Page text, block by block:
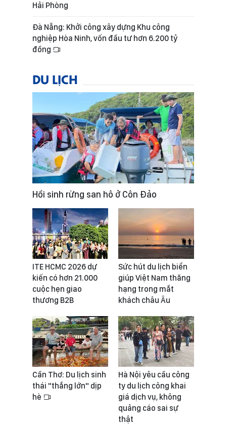
Hải Phòng
Đà Nẵng: Khởi công xây dựng Khu công
nghiệp Hòa Ninh, vốn đầu tư hơn 6.200 tỷ
đồng
DU LỊCH
Hồi sinh rừng san hô ở Côn Đảo
ITE HCMC 2026 dự
kiến có hơn 21.000
cuộc hẹn giao
thương B2B
Sức hút du lịch biển
giúp Việt Nam thăng
hạng trong mắt
khách châu Âu
Cần Thơ: Du lịch sinh
thái "thắng lớn" dịp
hè
Hà Nội yêu cầu công
ty du lịch công khai
giá dịch vụ, không
quảng cáo sai sự
thật